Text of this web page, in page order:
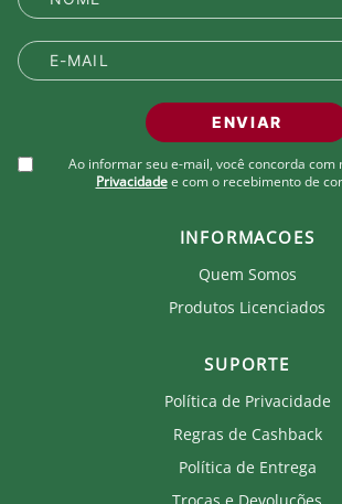
XG - 118 - 120
Detalhes:
Meia malha 100% algodão
Silk exclusivo Foxton na frente
Detalhe de cadarço tricolor exclusivo
Silk nas costas unindo Foxton e
Modelagem regular clássica
Ao comprar um produto oficial você
ENVIAR
Ao informar seu e-mail, você concorda com
Privacidade e com o recebimento de
INFORMACOES
Quem Somos
Produtos Licenciados
SUPORTE
Política de Privacidade
Regras de Cashback
Política de Entrega
Trocas e Devoluções